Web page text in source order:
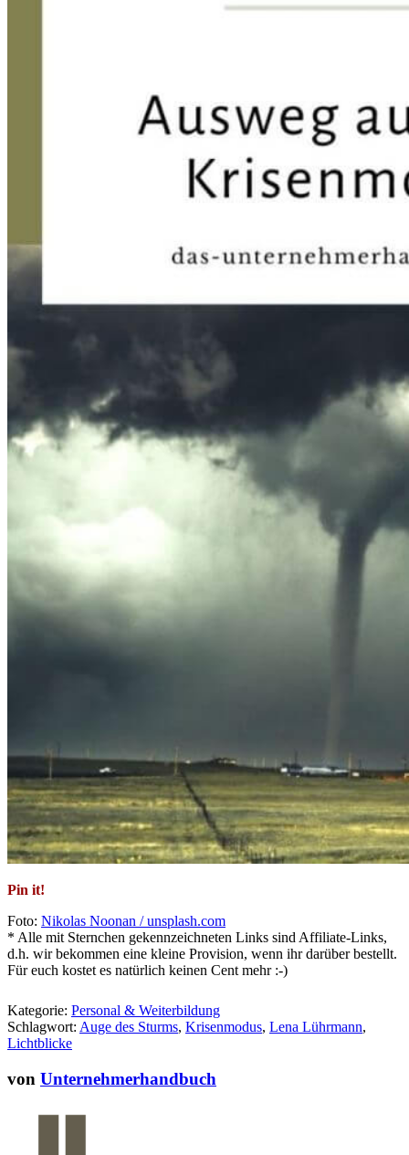
Pin it!
Foto: Nikolas Noonan / unsplash.com
* Alle mit Sternchen gekennzeichneten Links sind Affiliate-Links,
d.h. wir bekommen eine kleine Provision, wenn ihr darüber bestellt.
Für euch kostet es natürlich keinen Cent mehr :-)
Kategorie: Personal & Weiterbildung
Schlagwort: Auge des Sturms, Krisenmodus, Lena Lührmann,
Lichtblicke
von Unternehmerhandbuch